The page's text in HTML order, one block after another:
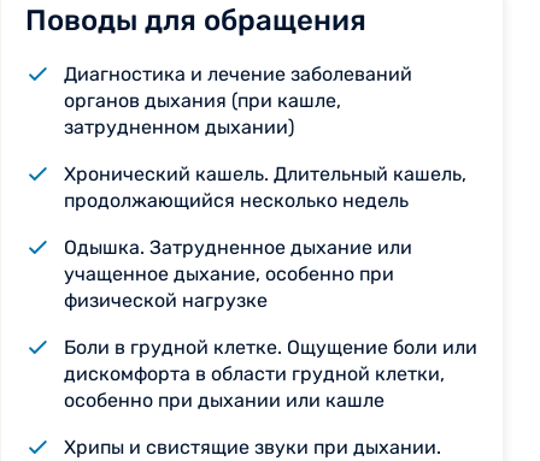
Поводы для обращения
Диагностика и лечение заболеваний
органов дыхания (при кашле,
затрудненном дыхании)
Хронический кашель. Длительный кашель,
продолжающийся несколько недель
Одышка. Затрудненное дыхание или
учащенное дыхание, особенно при
физической нагрузке
Боли в грудной клетке. Ощущение боли или
дискомфорта в области грудной клетки,
особенно при дыхании или кашле
Хрипы и свистящие звуки при дыхании.